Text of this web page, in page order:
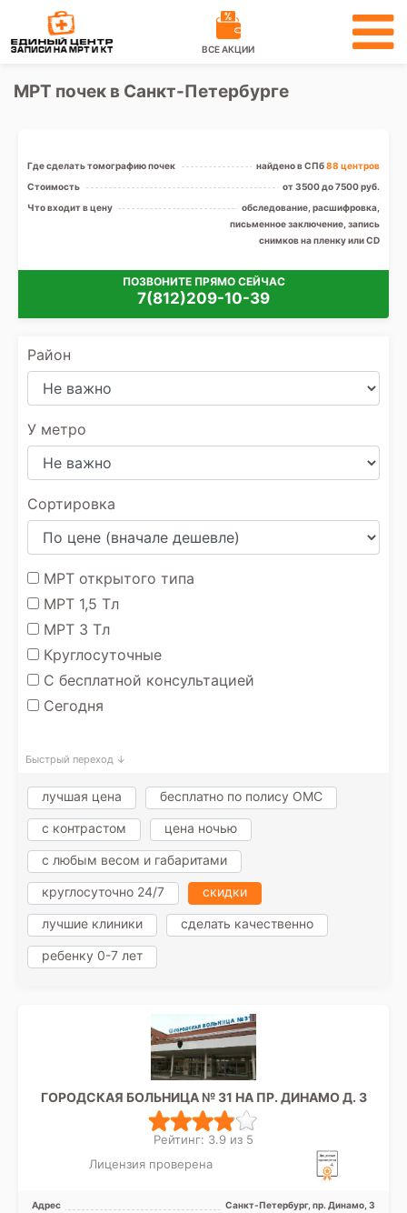
ВСЕ АКЦИИ
МРТ почек в Санкт-Петербурге
Где сделать томографию почек найдено в СПб88 центров
Стоимость
от 3500 до 7500 руб.
Что входит в цену
обследование, расшифровка,
письменное заключение, запись
снимков на пленку или CD
ПОЗВОНИТЕ ПРЯМО СЕЙЧАС
7(812)209-10-39
Район
У метро
Сортировка
МРТ открытого типа
МРТ 1,5 Тл
МРТ 3 Тл
Круглосуточные
С бесплатной консультацией
Сегодня
Быстрый переход ↓
лучшая цена бесплатно по полису ОМС
с контрастом цена ночью
с любым весом и габаритами
круглосуточно 24/7 скидки
лучшие клиники сделать качественно
ребенку 0-7 лет
ГОРОДСКАЯ БОЛЬНИЦА № 31 НА ПР. ДИНАМО Д. 3
Рейтинг: 3.9 из 5
Лицензия проверена
Адрес
Санкт-Петербург, пр. Динамо, 3